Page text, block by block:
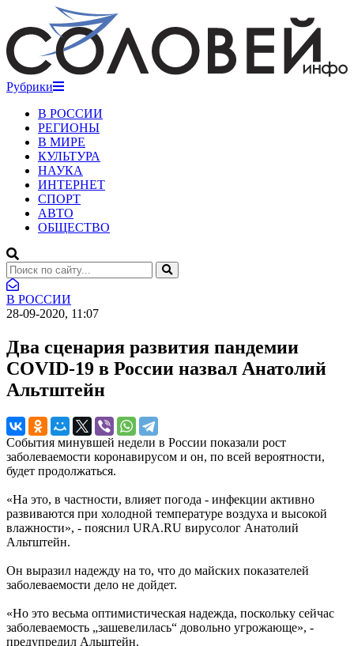
Рубрики
В РОССИИ
РЕГИОНЫ
В МИРЕ
КУЛЬТУРА
НАУКА
ИНТЕРНЕТ
СПОРТ
АВТО
ОБЩЕСТВО
В РОССИИ
28-09-2020, 11:07
Два сценария развития пандемии
COVID-19 в России назвал Анатолий
Альтштейн
События минувшей недели в России показали рост
заболеваемости коронавирусом и он, по всей вероятности,
будет продолжаться.
«На это, в частности, влияет погода - инфекции активно
развиваются при холодной температуре воздуха и высокой
влажности», - пояснил URA.RU вирусолог Анатолий
Альтштейн.
Он выразил надежду на то, что до майских показателей
заболеваемости дело не дойдет.
«Но это весьма оптимистическая надежда, поскольку сейчас
заболеваемость „зашевелилась“ довольно угрожающе», -
предупредил Альштейн.